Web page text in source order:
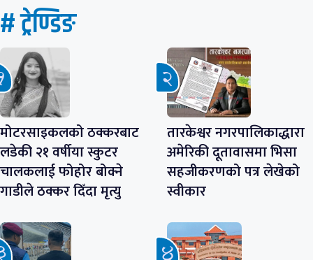
# ट्रेण्डिङ
मोटरसाइकलको ठक्करबाट
लडेकी २१ वर्षीया स्कुटर
चालकलाई फोहोर बोक्ने
गाडीले ठक्कर दिँदा मृत्यु
तारकेश्वर नगरपालिकाद्धारा
अमेरिकी दूतावासमा भिसा
सहजीकरणको पत्र लेखेको
स्वीकार